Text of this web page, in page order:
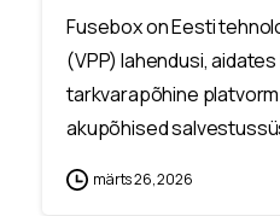
Fusebox on Eesti
(VPP) lahendusi,
tarkvarapõhine
akupõhised
märts 26, 2026